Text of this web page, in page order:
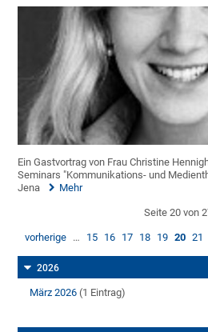
Ein Gastvortrag von Frau Christine
Seminars "Kommunikations- und
Jena
Mehr
Seite 20 von
vorherige … 15 16 17 18 19 20 21
2026
März 2026 (1 Eintrag)